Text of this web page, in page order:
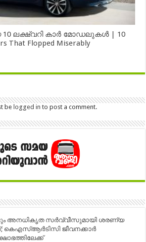
ലക്ഷ്വറി കാർ മോഡലുകൾ | 10
That Flopped Miserably
be logged in to post a comment.
അനധികൃത സര്‍വ്വീസുമായി ശരണ്യ
ജീവനക്കാര്‍